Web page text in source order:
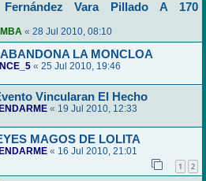
Vara Pillado A 170
« 28 Jul 2010, 08:10
LA MONCLOA
« 25 Jul 2010, 19:46
Vincularan El Hecho
« 19 Jul 2010, 12:33
MAGOS DE LOLITA
« 16 Jul 2010, 21:01
1 2